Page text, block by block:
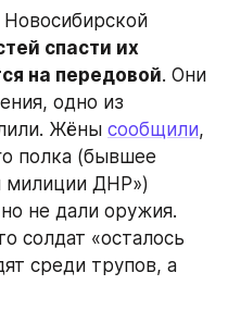
спасти их
на передовой
одно из
Жёны сообщили,
полка (бывшее
милиции ДНР»)
не дали оружия.
солдат «осталось
среди трупов, а